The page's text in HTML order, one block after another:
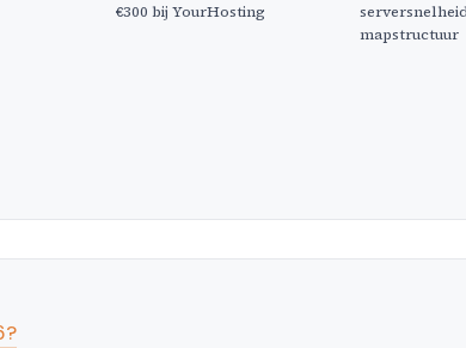
€300 bij YourHosting
mapstructuur